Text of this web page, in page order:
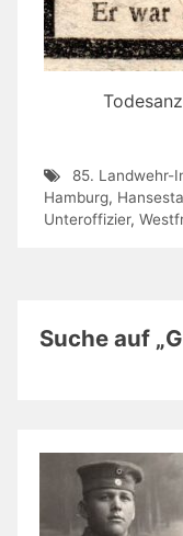
85. Landwehr-
Hamburg,
Unteroffizier,
Suche auf